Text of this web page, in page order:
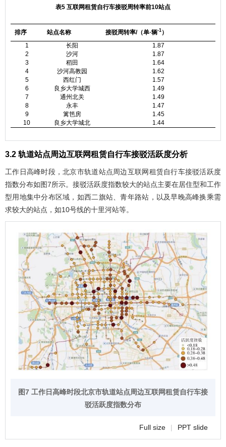
表5 互联网租赁自行车接驳周转率前10站点
排序 站点名称 接驳周转率/（单·辆-1 ）
1
长阳
1.87
2
沙河
1.87
3
稻田
1.64
4
沙河高教园
1.62
5
西红门
1.57
6
良乡大学城西
1.49
7
通州北关
1.49
8
永丰
1.47
9
篱笆房
1.45
10
良乡大学城北 1.44
3.2 轨道站点周边互联网租赁自行车接驳活跃度分析
工作日高峰时段，北京市轨道站点周边互联网租赁自行车接驳活跃度
指数分布如图7所示。接驳活跃度指数较大的站点主要在居住型和工作
型用地集中分布区域，如西二旗站、青年路站，以及早晚高峰换乘需
求较大的站点，如10号线的十里河站等。
图7 工作日高峰时段北京市轨道站点周边互联网租赁自行车接
驳活跃度指数分布
Full size | PPT slide